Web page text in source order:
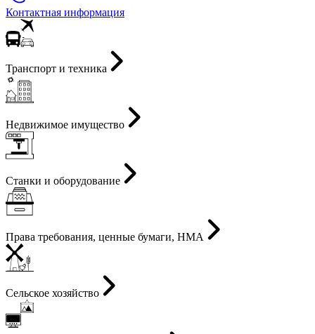
Контактная информация
Транспорт и техника
Недвижимое имущество
Станки и оборудование
Права требования, ценные бумаги, НМА
Сельское хозяйство